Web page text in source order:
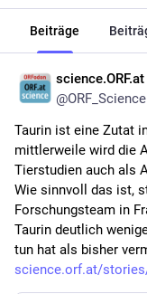
Beiträge
science.ORF.at
@ORF_Science
Taurin ist eine Zutat
mittlerweile wird die
Tierstudien auch als
Wie sinnvoll das ist,
Forschungsteam in
Taurin deutlich
tun hat als bisher
science.orf.at/